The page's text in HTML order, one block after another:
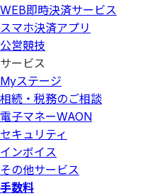
WEB即時決済サービス
スマホ決済アプリ
公営競技
サービス
Myステージ
相続・税務のご相談
電子マネーWAON
セキュリティ
インボイス
その他サービス
手数料